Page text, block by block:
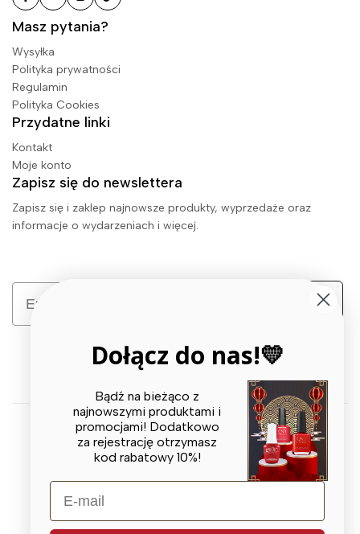
Masz pytania?
Wysyłka
Polityka prywatności
Regulamin
Polityka Cookies
Przydatne linki
Kontakt
Moje konto
Zapisz się do newslettera
Zapisz się i zaklep najnowsze produkty, wyprzedaże oraz
informacje o wydarzeniach i więcej.
Email
Zapisz się
© 2026 X BEAUTY GROUP. All Rights Reserved
Dołącz do nas!💛
Bądź na bieżąco z
najnowszymi produktami i
promocjami! Dodatkowo
za rejestrację otrzymasz
kod rabatowy 10%!
E-mail